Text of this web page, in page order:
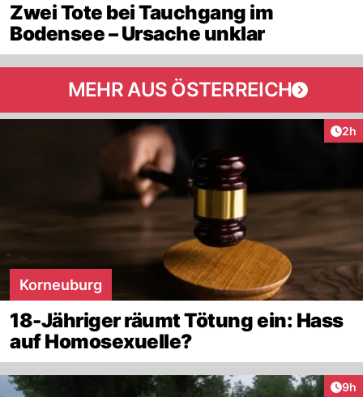
Zwei Tote bei Tauchgang im
Bodensee – Ursache unklar
MEHR AUS ÖSTERREICH
2h
Korneuburg
18-Jähriger räumt Tötung ein: Hass
auf Homosexuelle?
9h